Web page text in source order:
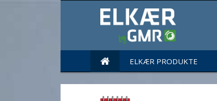
ELKÆR PRODUKTE